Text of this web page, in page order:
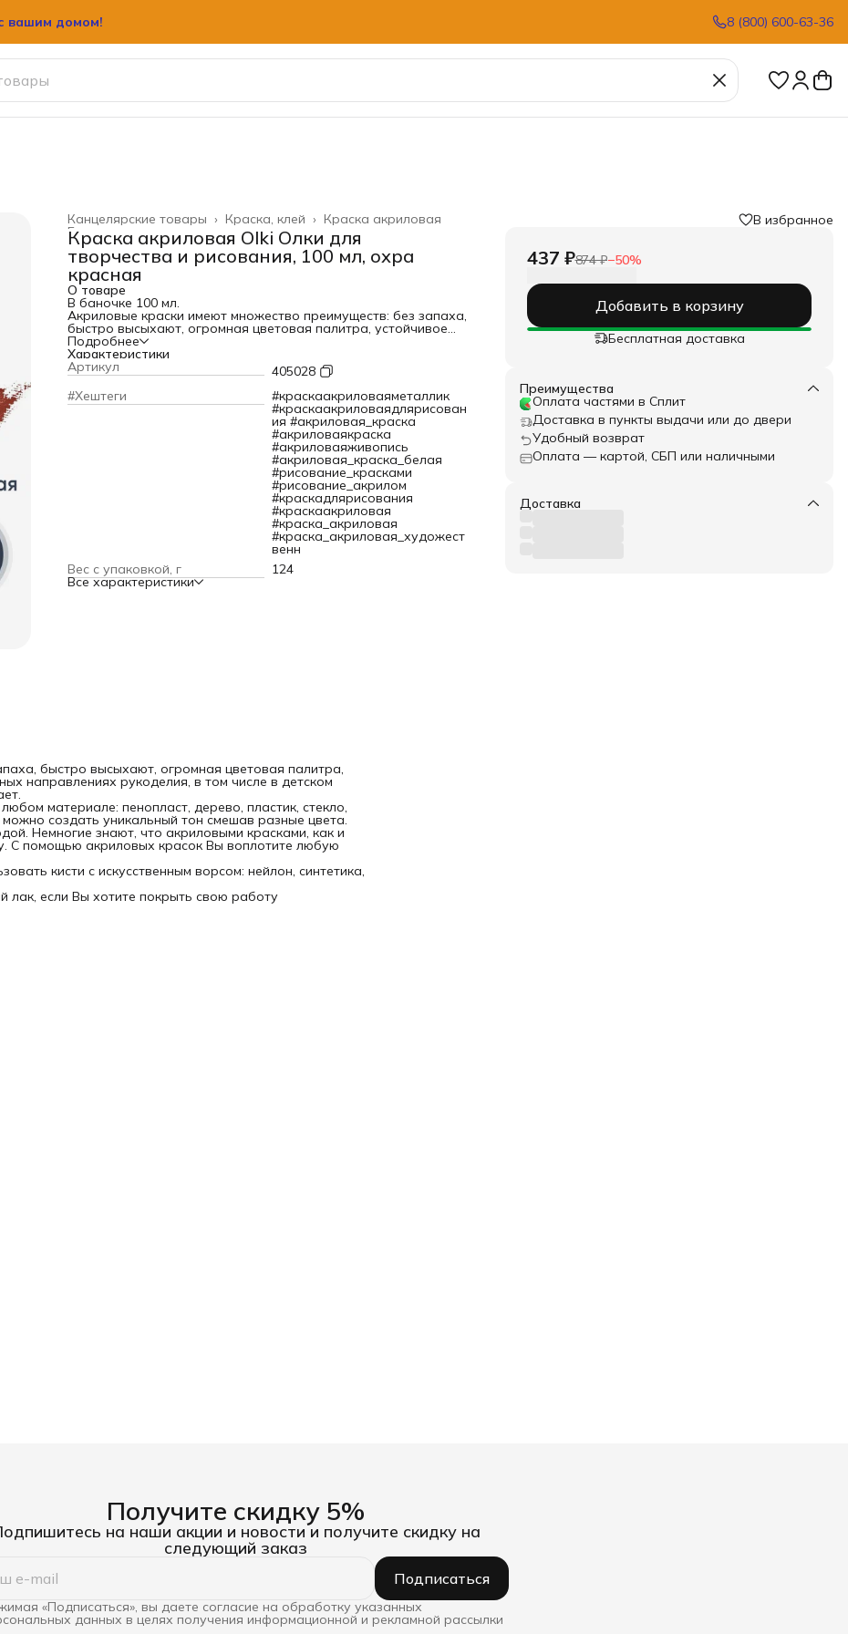
8 (800) 600-63-36
Краска акриловая
Краска, клей ›
Канцелярские товары ›
Главная ›
Краска акриловая Olki Олки для
творчества и рисования, 100 мл, охра
красная
О товаре
В баночке 100 мл.
Акриловые краски имеют множество преимуществ: без запаха,
быстро высыхают, огромная цветовая палитра, устойчивое
покрытие. Широко применяются в самых разных
направлениях рукоделия, в том числе в детском творчестве,
ведь акрил очень послушен и быстро высыхает.
Акриловые краски подходят для работы практически на
любом материале: пенопласт, дерево, пластик, стекло, кожа,
ткань, металл, картон, бумага. При необходимости можно
создать уникальный тон смешав разные цвета. Краска
разбавляется до нужной консистенции просто водой.
Немногие знают, что акриловыми красками, как и масляными,
можно придать рельеф задуманному рисунку. С помощью
акриловых красок Вы воплотите любую идею!
Для работы с акриловыми красками рекомендуем
использовать кисти с искусственным ворсом: нейлон,
синтетика, а так же поролоновые кисти и ролики.
С акриловыми красками прекрасно сочетается акриловый лак,
если Вы хотите покрыть свою работу дополнительным
Подробнее
Характеристики
Артикул
405028
#Хештеги
#краскаакриловаяметаллик
#краскаакриловаядлярисован
ия #акриловая_краска
#акриловаякраска
#акриловаяживопись
#акриловая_краска_белая
#рисование_красками
#рисование_акрилом
#краскадлярисования
#краскаакриловая
#краска_акриловая
#краска_акриловая_художест
венн
Вес с упаковкой, г
124
Все характеристики
В избранное
437 ₽874 ₽−50%
Добавить в корзину
Бесплатная доставка
Преимущества
Оплата частями в Сплит
Доставка в пункты выдачи или до двери
Удобный возврат
Оплата — картой, СБП или наличными
Доставка
быстро высыхают, огромная цветовая палитра,
направлениях рукоделия, в том числе в детском
материале: пенопласт, дерево, пластик, стекло,
создать уникальный тон смешав разные цвета.
Немногие знают, что акриловыми красками, как и
С помощью акриловых красок Вы воплотите любую
кисти с искусственным ворсом: нейлон, синтетика,
лак, если Вы хотите покрыть свою работу
Получите скидку 5%
на наши акции и новости и получите скидку на
следующий заказ
Подписаться
«Подписаться», вы даете согласие на обработку указанных
данных в целях получения информационной и рекламной рассылки